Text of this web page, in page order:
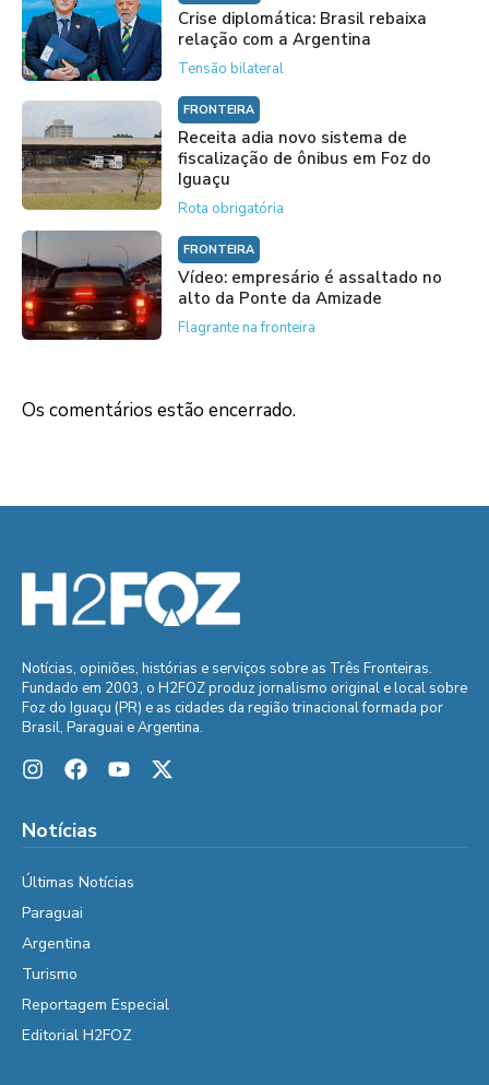
Crise diplomática: Brasil rebaixa
relação com a Argentina
Tensão bilateral
FRONTEIRA
Receita adia novo sistema de
fiscalização de ônibus em Foz do
Iguaçu
Rota obrigatória
FRONTEIRA
Vídeo: empresário é assaltado no
alto da Ponte da Amizade
Flagrante na fronteira
Os comentários estão encerrado.
Notícias, opiniões, histórias e serviços sobre as Três Fronteiras.
Fundado em 2003, o H2FOZ produz jornalismo original e local sobre
Foz do Iguaçu (PR) e as cidades da região trinacional formada por
Brasil, Paraguai e Argentina.
Notícias
Últimas Notícias
Paraguai
Argentina
Turismo
Reportagem Especial
Editorial H2FOZ